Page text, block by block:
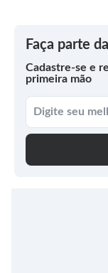
Faça parte
Cadastre-se e
primeira mão